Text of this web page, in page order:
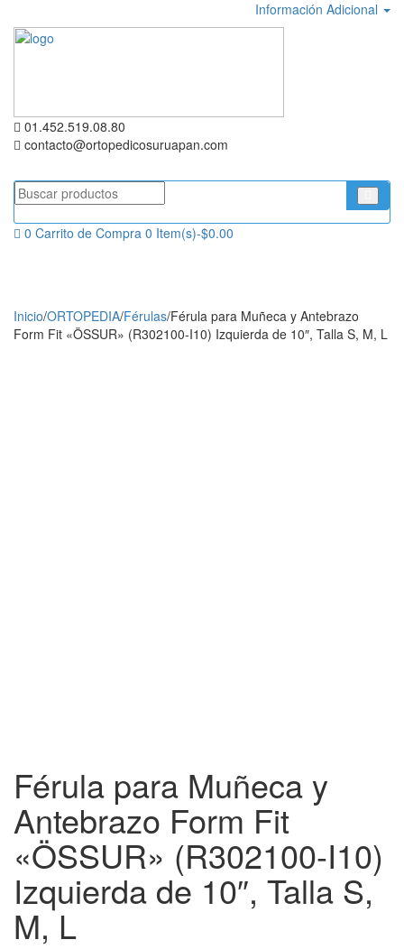
navigation
content
Información Adicional
01.452.519.08.80
contacto@ortopedicosuruapan.com
Search
for:
0 Carrito de Compra 0 Item(s)-$0.00
Inicio/ORTOPEDIA/Férulas/Férula para Muñeca y Antebrazo
Form Fit «ÖSSUR» (R302100-I10) Izquierda de 10″, Talla S, M, L
Férula para Muñeca y
Antebrazo Form Fit
«ÖSSUR» (R302100-I10)
Izquierda de 10″, Talla S,
M, L